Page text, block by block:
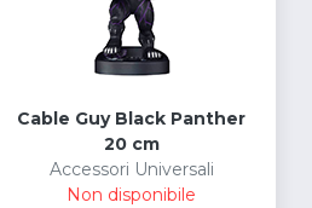
Cable Guy Black Panther
20 cm
Accessori Universali
Non disponibile